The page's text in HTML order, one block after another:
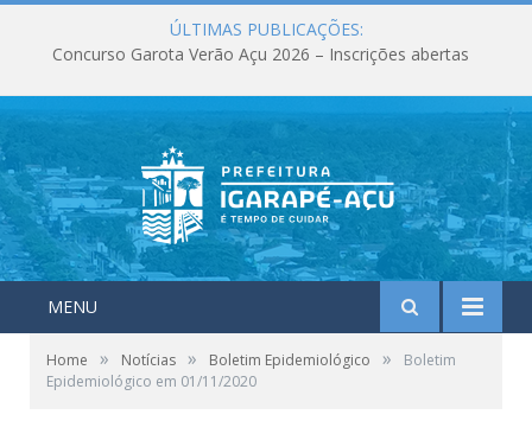
ÚLTIMAS PUBLICAÇÕES:
Concurso Garota Verão Açu 2026 – Inscrições abertas
MENU
Home » Notícias » Boletim Epidemiológico »
Boletim
Epidemiológico em 01/11/2020